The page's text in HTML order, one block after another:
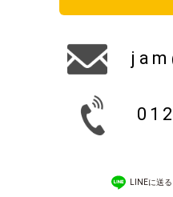
LINEに送る